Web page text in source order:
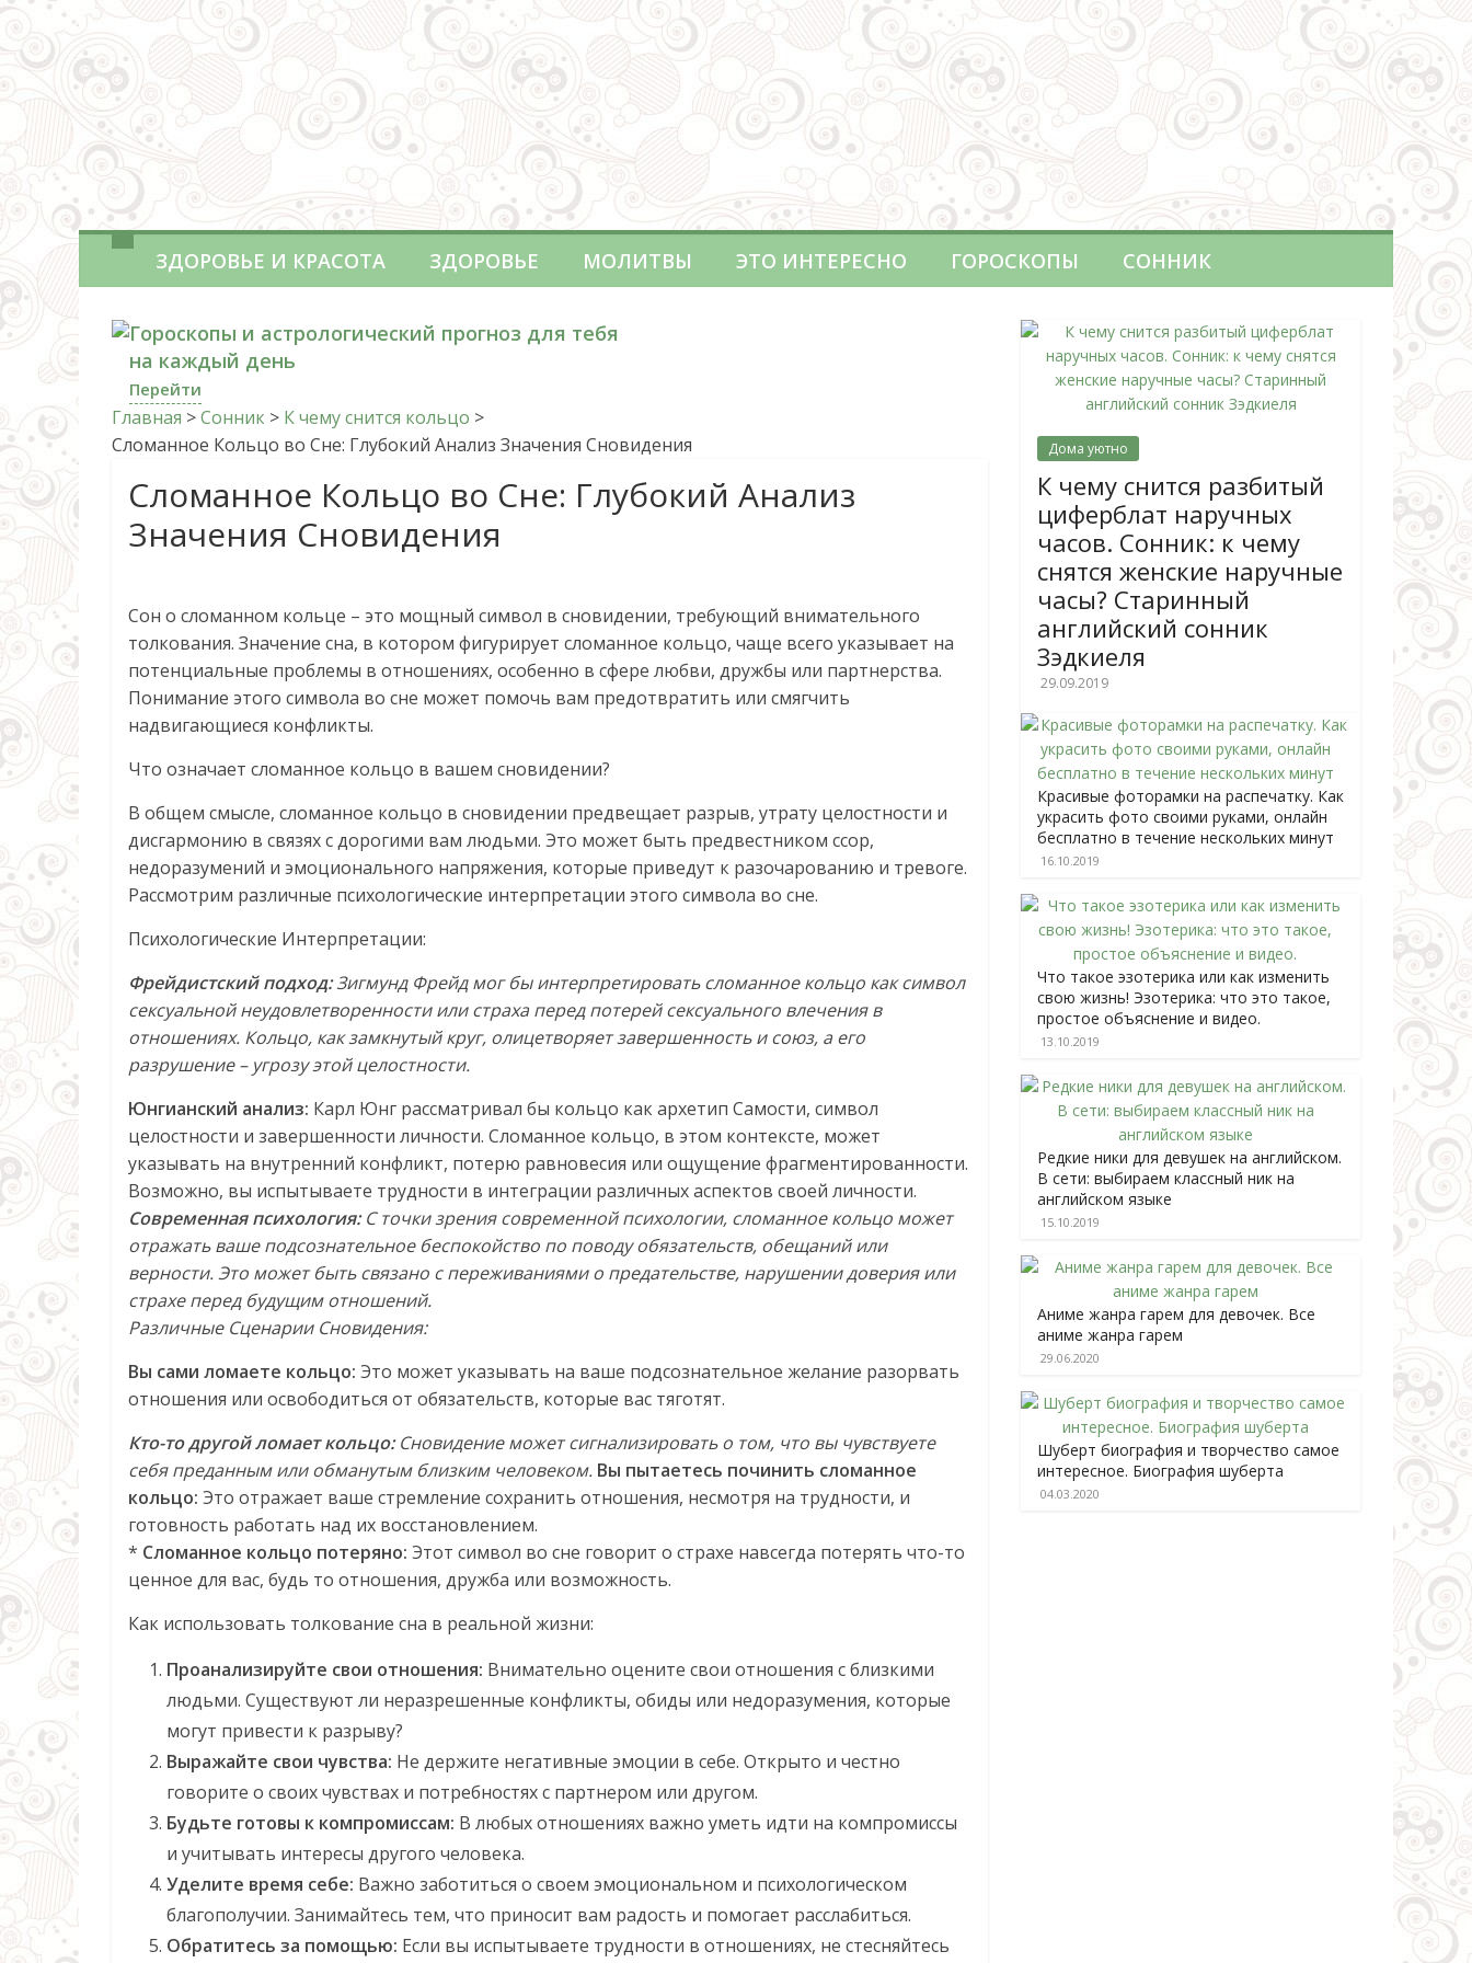
ЗДОРОВЬЕ И КРАСОТА ЗДОРОВЬЕ МОЛИТВЫ ЭТО ИНТЕРЕСНО ГОРОСКОПЫ СОННИК
Гороскопы и астрологический прогноз для тебя
на каждый день
Перейти
Главная >Сонник > К чему снится кольцо >
Сломанное Кольцо во Сне: Глубокий Анализ Значения Сновидения
Сломанное Кольцо во Сне: Глубокий Анализ
Значения Сновидения
Сон о сломанном кольце – это мощный символ в сновидении, требующий внимательного
толкования. Значение сна, в котором фигурирует сломанное кольцо, чаще всего указывает на
потенциальные проблемы в отношениях, особенно в сфере любви, дружбы или партнерства.
Понимание этого символа во сне может помочь вам предотвратить или смягчить
надвигающиеся конфликты.
Что означает сломанное кольцо в вашем сновидении?
В общем смысле, сломанное кольцо в сновидении предвещает разрыв, утрату целостности и
дисгармонию в связях с дорогими вам людьми. Это может быть предвестником ссор,
недоразумений и эмоционального напряжения, которые приведут к разочарованию и тревоге.
Рассмотрим различные психологические интерпретации этого символа во сне.
Психологические Интерпретации:
Фрейдистский подход:Зигмунд Фрейд мог бы интерпретировать сломанное кольцо как символ
сексуальной неудовлетворенности или страха перед потерей сексуального влечения в
отношениях. Кольцо, как замкнутый круг, олицетворяет завершенность и союз, а его
разрушение – угрозу этой целостности.
Юнгианский анализ: Карл Юнг рассматривал бы кольцо как архетип Самости, символ
целостности и завершенности личности. Сломанное кольцо, в этом контексте, может
указывать на внутренний конфликт, потерю равновесия или ощущение фрагментированности.
Возможно, вы испытываете трудности в интеграции различных аспектов своей личности.
Современная психология:С точки зрения современной психологии, сломанное кольцо может
отражать ваше подсознательное беспокойство по поводу обязательств, обещаний или
верности. Это может быть связано с переживаниями о предательстве, нарушении доверия или
страхе перед будущим отношений.
Различные Сценарии Сновидения:
Вы сами ломаете кольцо: Это может указывать на ваше подсознательное желание разорвать
отношения или освободиться от обязательств, которые вас тяготят.
Кто-то другой ломает кольцо:Сновидение может сигнализировать о том, что вы чувствуете
себя преданным или обманутым близким человеком. Вы пытаетесь починить сломанное
кольцо: Это отражает ваше стремление сохранить отношения, несмотря на трудности, и
готовность работать над их восстановлением.
* Сломанное кольцо потеряно: Этот символ во сне говорит о страхе навсегда потерять что-то
ценное для вас, будь то отношения, дружба или возможность.
Как использовать толкование сна в реальной жизни:
Проанализируйте свои отношения: Внимательно оцените свои отношения с близкими
людьми. Существуют ли неразрешенные конфликты, обиды или недоразумения, которые
могут привести к разрыву?
Выражайте свои чувства: Не держите негативные эмоции в себе. Открыто и честно
говорите о своих чувствах и потребностях с партнером или другом.
Будьте готовы к компромиссам: В любых отношениях важно уметь идти на компромиссы
и учитывать интересы другого человека.
Уделите время себе: Важно заботиться о своем эмоциональном и психологическом
благополучии. Занимайтесь тем, что приносит вам радость и помогает расслабиться.
Обратитесь за помощью: Если вы испытываете трудности в отношениях, не стесняйтесь
Дома уютно
К чему снится разбитый
циферблат наручных
часов. Сонник: к чему
снятся женские наручные
часы? Старинный
английский сонник
Зэдкиеля
29.09.2019
Красивые фоторамки на распечатку. Как
украсить фото своими руками, онлайн
бесплатно в течение нескольких минут
16.10.2019
Что такое эзотерика или как изменить
свою жизнь! Эзотерика: что это такое,
простое объяснение и видео.
13.10.2019
Редкие ники для девушек на английском.
В сети: выбираем классный ник на
английском языке
15.10.2019
Аниме жанра гарем для девочек. Все
аниме жанра гарем
29.06.2020
Шуберт биография и творчество самое
интересное. Биография шуберта
04.03.2020